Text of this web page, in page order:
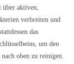
über aktiven,
verbreiten und
das
um den
oben zu reinigen.